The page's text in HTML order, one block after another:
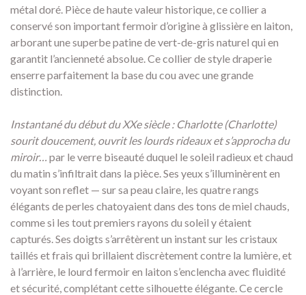
métal doré. Pièce de haute valeur historique, ce collier a
conservé son important fermoir d’origine à glissière en laiton,
arborant une superbe patine de vert-de-gris naturel qui en
garantit l’ancienneté absolue. Ce collier de style draperie
enserre parfaitement la base du cou avec une grande
distinction.
Instantané du début du XXe siècle : Charlotte (Charlotte)
sourit doucement, ouvrit les lourds rideaux et s’approcha du
miroir… par le verre biseauté duquel le soleil radieux et chaud
du matin s’infiltrait dans la pièce. Ses yeux s’illuminèrent en
voyant son reflet — sur sa peau claire, les quatre rangs
élégants de perles chatoyaient dans des tons de miel chauds,
comme si les tout premiers rayons du soleil y étaient
capturés. Ses doigts s’arrêtèrent un instant sur les cristaux
taillés et frais qui brillaient discrètement contre la lumière, et
à l’arrière, le lourd fermoir en laiton s’enclencha avec fluidité
et sécurité, complétant cette silhouette élégante. Ce cercle